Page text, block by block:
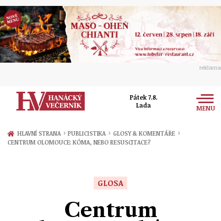
reklama
Pátek 7.8.
Lada
MENU
Zprávy
HLAVNÍ STRANA › PUBLICISTIKA › GLOSY & KOMENTÁŘE ›
CENTRUM OLOMOUCE: KÓMA, NEBO RESUSCITACE?
GLOSA
Centrum